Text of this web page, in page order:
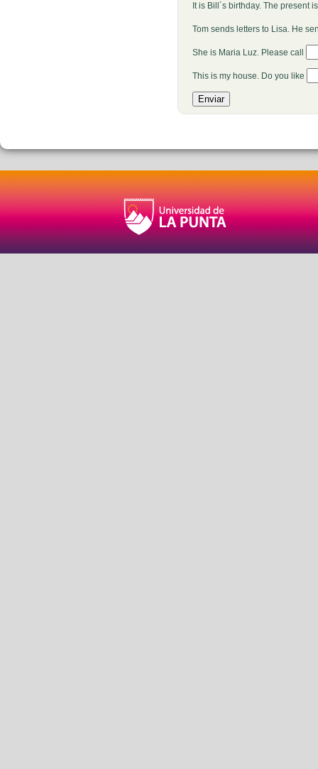
It is Bill´s birthday. The present
Tom sends letters to Lisa. He
She is Maria Luz. Please call
This is my house. Do you like